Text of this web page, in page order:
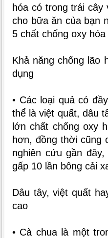
hóa có trong trái
cho bữa ăn của bạn
5 chất chống oxy
Khả năng chống lão
dụng
• Các loại quả có
thể là việt quất, dâu
lớn chất chống oxy
hơn, đồng thời cũng
nghiên cứu gần
gấp 10 lần bông cải
Dâu tây, việt quất
cao
• Cà chua là một